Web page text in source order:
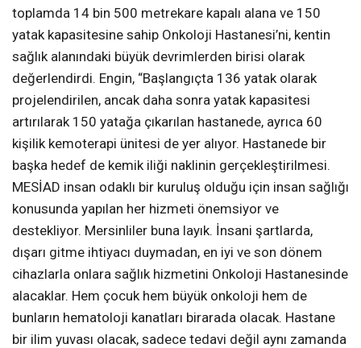
toplamda 14 bin 500 metrekare kapalı alana ve 150
yatak kapasitesine sahip Onkoloji Hastanesi’ni, kentin
sağlık alanındaki büyük devrimlerden birisi olarak
değerlendirdi. Engin, “Başlangıçta 136 yatak olarak
projelendirilen, ancak daha sonra yatak kapasitesi
artırılarak 150 yatağa çıkarılan hastanede, ayrıca 60
kişilik kemoterapi ünitesi de yer alıyor. Hastanede bir
başka hedef de kemik iliği naklinin gerçekleştirilmesi.
MESİAD insan odaklı bir kuruluş olduğu için insan sağlığı
konusunda yapılan her hizmeti önemsiyor ve
destekliyor. Mersinliler buna layık. İnsani şartlarda,
dışarı gitme ihtiyacı duymadan, en iyi ve son dönem
cihazlarla onlara sağlık hizmetini Onkoloji Hastanesinde
alacaklar. Hem çocuk hem büyük onkoloji hem de
bunların hematoloji kanatları birarada olacak. Hastane
bir ilim yuvası olacak, sadece tedavi değil aynı zamanda